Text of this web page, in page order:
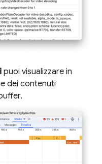
puoi visualizzare in
dei contenuti